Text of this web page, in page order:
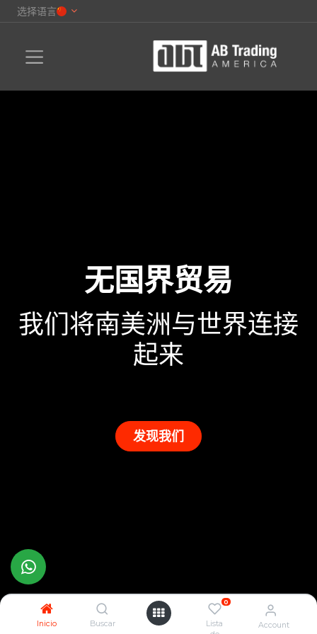
Inicio Buscar
0
Lista
Account
选择语言
无国界贸易
我们将南美洲与世界连接
起来
发现我们